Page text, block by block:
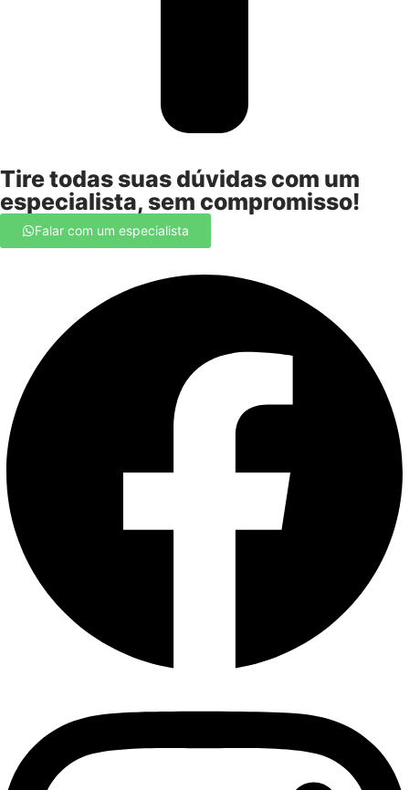
Tire todas suas dúvidas com um
especialista, sem compromisso!
Falar com um especialista